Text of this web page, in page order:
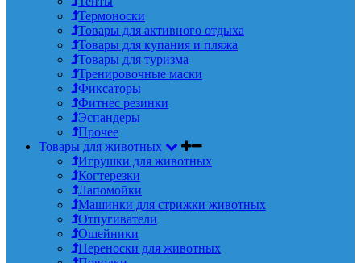
Термоноски
Товары для активного отдыха
Товары для купания и пляжа
Товары для туризма
Тренировочные маски
Фиксаторы
Фитнес резинки
Эспандеры
Прочее
Товары для животных
Игрушки для животных
Когтерезки
Лапомойки
Машинки для стрижки животных
Отпугиватели
Ошейники
Переноски для животных